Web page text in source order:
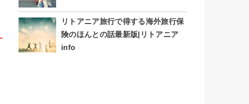
リトアニア旅行で得する海外旅行保
険のほんとの話最新版|リトアニア
info